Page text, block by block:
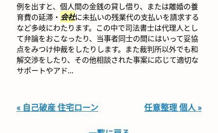
例を出すと、個人間の金銭の貸し借り、または離婚の養
育費の延滞・ 会社に未払いの残業代の支払いを請求する
など多岐にわたります。この中で司法書士は代理人とし
て弁論をおこなったり、当事者同士の間にはいって妥協
点をみつけ仲裁をしたりします。また裁判所以外でも和
解交渉をしたり、その他相談された事案に応じて適切な
サポートやアド...
« 自己破産 住宅ローン 任意整理 個人 »